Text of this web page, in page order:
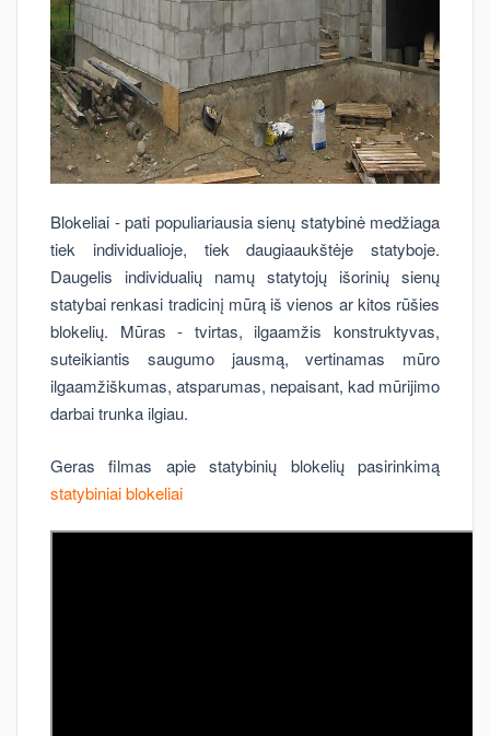
Blokeliai - pati populiariausia sienų statybinė medžiaga
tiek individualioje, tiek daugiaaukštėje statyboje.
Daugelis individualių namų statytojų išorinių sienų
statybai renkasi tradicinį mūrą iš vienos ar kitos rūšies
blokelių. Mūras - tvirtas, ilgaamžis konstruktyvas,
suteikiantis saugumo jausmą, vertinamas mūro
ilgaamžiškumas, atsparumas, nepaisant, kad mūrijimo
darbai trunka ilgiau.
Geras filmas apie statybinių blokelių pasirinkimą
statybiniai blokeliai